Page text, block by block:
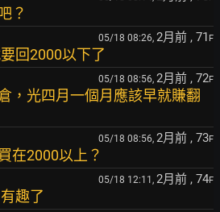
？
05/18 08:26, 2月前 , 71 F
回2000以下了
05/18 08:56, 2月前 , 72F
，光四月一個月應該早就賺翻
05/18 08:56, 2月前 , 73F
在2000以上？
05/18 12:11, 2月前 , 74F
趣了